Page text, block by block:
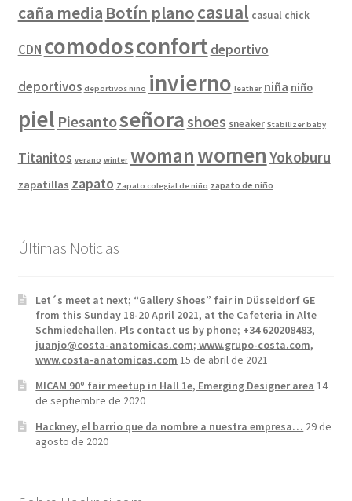
caña media Botín planocasual casual chick
CDN comodosconfortdeportivo
deportivos deportivos niño invierno leather niña niño
piel Piesantoseñorashoes sneaker Stabilizer baby
Titanitos verano winter womanwomen Yokoburu
zapatillas zapato Zapato colegial de niño zapato de niño
Últimas Noticias
Let´s meet at next; “Gallery Shoes” fair in Düsseldorf GE
from this Sunday 18-20 April 2021, at the Cafeteria in Alte
Schmiedehallen. Pls contact us by phone; +34 620208483,
juanjo@costa-anatomicas.com; www.grupo-costa.com,
www.costa-anatomicas.com 15 de abril de 2021
MICAM 90º fair meetup in Hall 1e, Emerging Designer area 14
de septiembre de 2020
Hackney, el barrio que da nombre a nuestra empresa… 29 de
agosto de 2020